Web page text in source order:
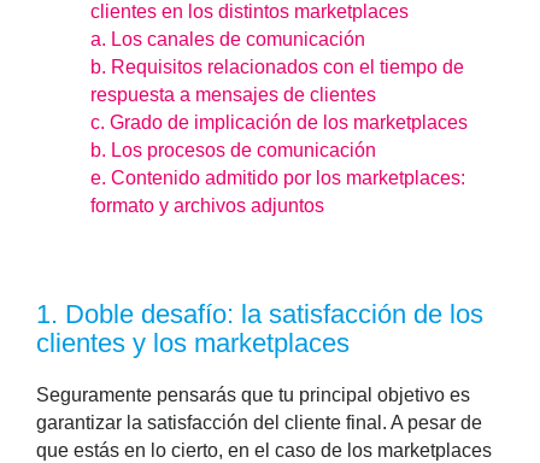
clientes en los distintos marketplaces
a. Los canales de comunicación
b. Requisitos relacionados con el tiempo de
respuesta a mensajes de clientes
c. Grado de implicación de los marketplaces
b. Los procesos de comunicación
e. Contenido admitido por los marketplaces:
formato y archivos adjuntos
1. Doble desafío: la satisfacción de los
clientes y los marketplaces
Seguramente pensarás que tu principal objetivo es
garantizar la satisfacción del cliente final. A pesar de
que estás en lo cierto, en el caso de los marketplaces